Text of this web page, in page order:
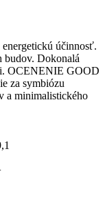
účinnosť.
budov. Dokonalá
OCENENIE GOOD
za symbiózu
a minimalistického